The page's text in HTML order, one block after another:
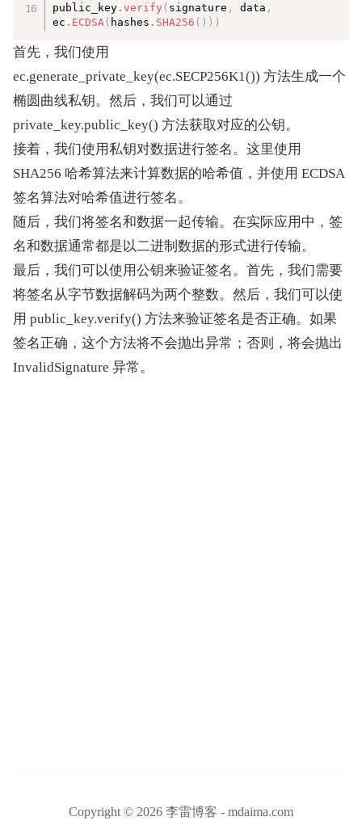
public_key .verify ( signature , data ,
ec . ECDSA ( hashes . SHA256 ( ) ) )
首先，我们使用
ec.generate_private_key(ec.SECP256K1()) 方法生成一个
椭圆曲线私钥。然后，我们可以通过
private_key.public_key() 方法获取对应的公钥。
接着，我们使用私钥对数据进行签名。这里使用
SHA256 哈希算法来计算数据的哈希值，并使用 ECDSA
签名算法对哈希值进行签名。
随后，我们将签名和数据一起传输。在实际应用中，签
名和数据通常都是以二进制数据的形式进行传输。
最后，我们可以使用公钥来验证签名。首先，我们需要
将签名从字节数据解码为两个整数。然后，我们可以使
用 public_key.verify() 方法来验证签名是否正确。如果
签名正确，这个方法将不会抛出异常；否则，将会抛出
InvalidSignature 异常。
Copyright © 2026 李雷博客 - mdaima.com